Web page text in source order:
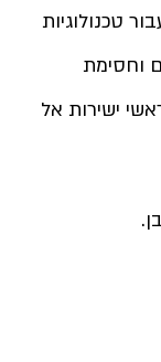
טכנולוגיות
וחסימת
ישירות אל